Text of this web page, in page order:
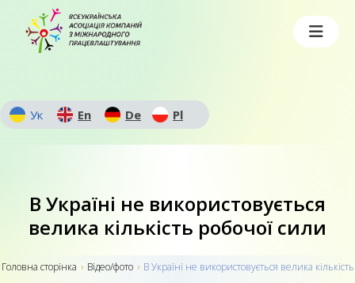
Ук En De Pl
В Україні не використовується
велика кількість робочої сили
Головна сторiнка › Відео/фото › В Україні не використовується велика кількість